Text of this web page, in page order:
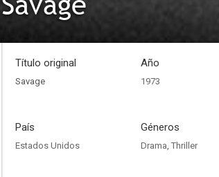
Título original
Savage
Año
1973
País
Estados Unidos
Géneros
Drama, Thriller